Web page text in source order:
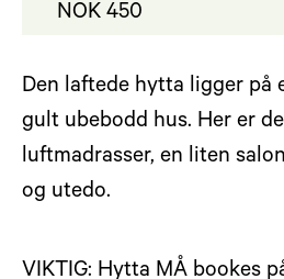
NOK 450
Den laftede hytta ligger på
gult ubebodd hus. Her er
luftmadrasser, en liten
og utedo.
VIKTIG: Hytta MÅ bookes